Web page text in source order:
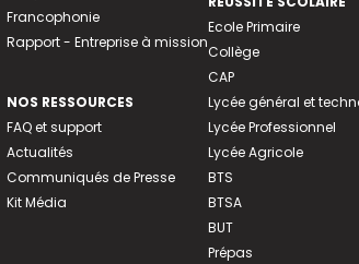
Francophonie
Rapport - Entreprise à mission
NOS RESSOURCES
FAQ et support
Actualités
Communiqués de Presse
Kit Média
Ecole Primaire
Collège
CAP
Lycée général et
Lycée Professionnel
Lycée Agricole
BTS
BTSA
BUT
Prépas